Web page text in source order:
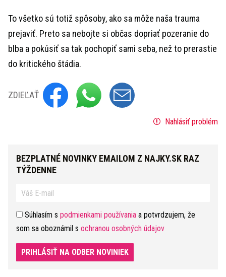
To všetko sú totiž spôsoby, ako sa môže naša trauma
prejaviť. Preto sa nebojte si občas dopriať pozeranie do
blba a pokúsiť sa tak pochopiť sami seba, než to prerastie
do kritického štádia.
ZDIEĽAŤ
Nahlásiť problém
BEZPLATNÉ NOVINKY EMAILOM Z NAJKY.SK RAZ
TÝŽDENNE
Súhlasím s podmienkami používania a potvrdzujem, že
som sa oboznámil s ochranou osobných údajov
PRIHLÁSIŤ NA ODBER NOVINIEK